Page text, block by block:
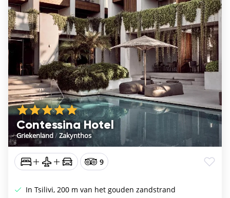
Contessina Hotel
Griekenland/Zakynthos
9
In Tsilivi, 200 m van het gouden zandstrand